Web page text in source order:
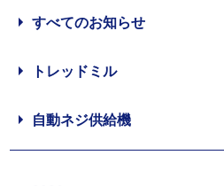
すべてのお知らせ
トレッドミル
自動ネジ供給機